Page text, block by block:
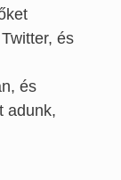
és
és
adunk,